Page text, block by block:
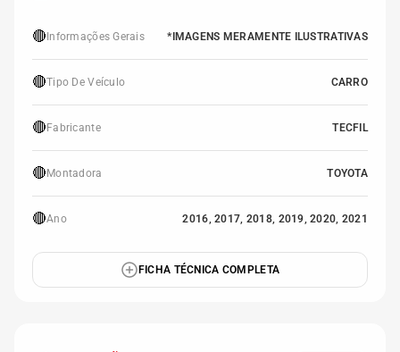
🔴 Informações Gerais *IMAGENS MERAMENTE ILUSTRATIVAS
🔴Tipo De Veículo CARRO
🔴 Fabricante TECFIL
🔴 Montadora TOYOTA
🔴Ano 2016, 2017, 2018, 2019, 2020, 2021
FICHA TÉCNICA COMPLETA